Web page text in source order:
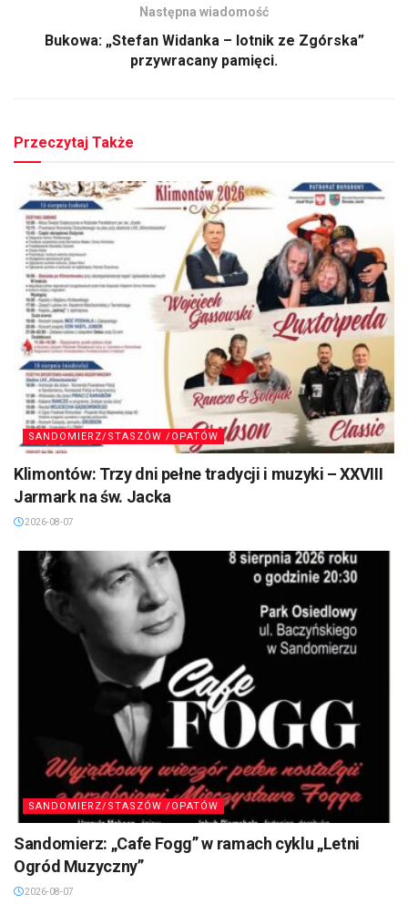
Następna wiadomość
Bukowa: „Stefan Widanka – lotnik ze Zgórska”
przywracany pamięci.
Przeczytaj Także
SANDOMIERZ/STASZÓW /OPATÓW
Klimontów: Trzy dni pełne tradycji i muzyki – XXVIII
Jarmark na św. Jacka
2026-08-07
SANDOMIERZ/STASZÓW /OPATÓW
Sandomierz: „Cafe Fogg” w ramach cyklu „Letni
Ogród Muzyczny”
2026-08-07